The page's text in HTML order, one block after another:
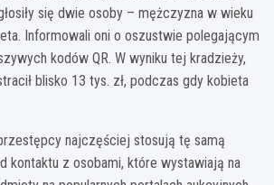
się dwie osoby – mężczyzna w wieku
Informowali oni o oszustwie polegającym
kodów QR. W wyniku tej kradzieży,
blisko 13 tys. zł, podczas gdy kobieta
najczęściej stosują tę samą
kontaktu z osobami, które wystawiają na